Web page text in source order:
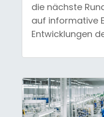
die nächste
auf informative
Entwicklungen